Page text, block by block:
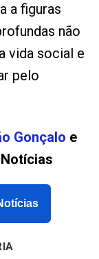
a figuras
não
vida social e
pelo
Gonçalo e